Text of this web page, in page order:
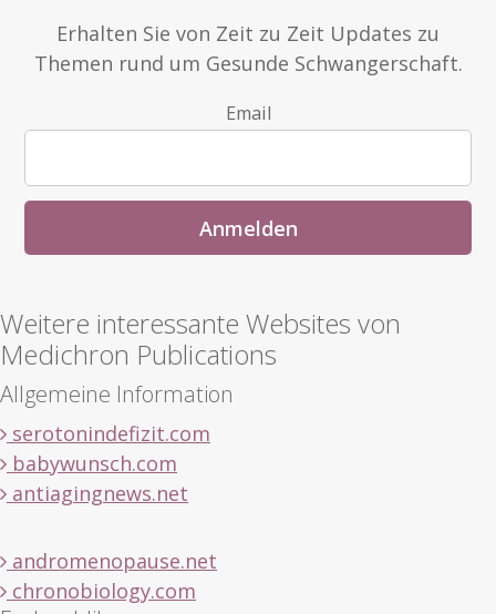
Erhalten Sie von Zeit zu Zeit Updates zu
Themen rund um Gesunde Schwangerschaft.
Email
Weitere interessante Websites von
Medichron Publications
Allgemeine Information
serotonindefizit.com
babywunsch.com
antiagingnews.net
andromenopause.net
chronobiology.com